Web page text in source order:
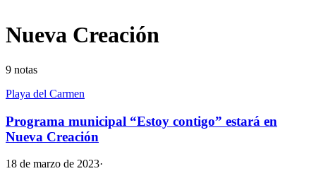
Nueva Creación
9 notas
Playa del Carmen
Programa municipal “Estoy contigo” estará en
Nueva Creación
18 de marzo de 2023·